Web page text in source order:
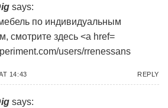
says:
по индивидуальным
смотрите здесь <a href=
users/rrenessans
14:43 REPLY
says: